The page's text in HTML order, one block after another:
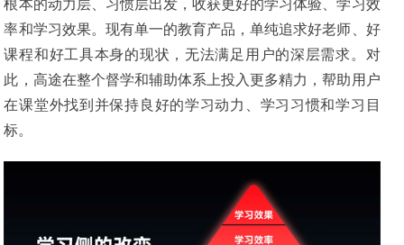
根本的动力层、习惯层出发，收获更好的学习体验、学习效
率和学习效果。现有单一的教育产品，单纯追求好老师、好
课程和好工具本身的现状，无法满足用户的深层需求。对
此，高途在整个督学和辅助体系上投入更多精力，帮助用户
在课堂外找到并保持良好的学习动力、学习习惯和学习目
标。